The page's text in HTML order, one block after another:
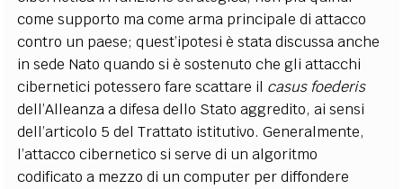
come supporto ma come arma principale di attacco
contro un paese; quest’ipotesi è stata discussa anche
in sede Nato quando si è sostenuto che gli attacchi
cibernetici potessero fare scattare il casus foederis
dell’Alleanza a difesa dello Stato aggredito, ai sensi
dell’articolo 5 del Trattato istitutivo. Generalmente,
l’attacco cibernetico si serve di un algoritmo
codificato a mezzo di un computer per diffondere